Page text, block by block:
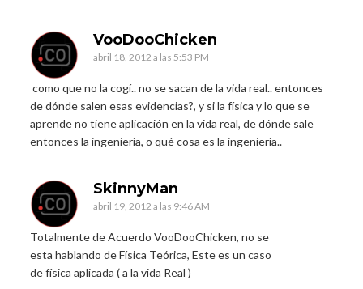
VooDooChicken
abril 18, 2012 a las 5:53 PM
como que no la cogí.. no se sacan de la vida real.. entonces
de dónde salen esas evidencias?, y si la física y lo que se
aprende no tiene aplicación en la vida real, de dónde sale
entonces la ingeniería, o qué cosa es la ingeniería..
SkinnyMan
abril 19, 2012 a las 9:46 AM
Totalmente de Acuerdo VooDooChicken, no se
esta hablando de Física Teórica, Este es un caso
de física aplicada ( a la vida Real )